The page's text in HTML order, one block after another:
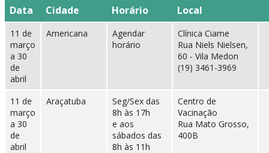
Data Cidade Horário Local
11 de
março
a 30
de
abril
Americana
Agendar
horário
Clínica Ciame
Rua Niels Nielsen,
60 - Vila Medon
(19) 3461-3969
11 de
março
a 30
de
abril
Araçatuba
Seg/Sex das
8h às 17h
e aos
sábados das
8h às 11h
Centro de
Vacinação
Rua Mato Grosso,
400B